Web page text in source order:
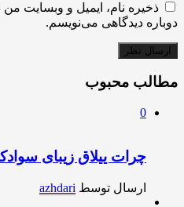
ذخیره نام، ایمیل و وبسایت
دوباره دیدگاهی می‌نویسم.
مطالب محبوب
0
چرات ییلاق زیبای
ارسال توسط azhdari